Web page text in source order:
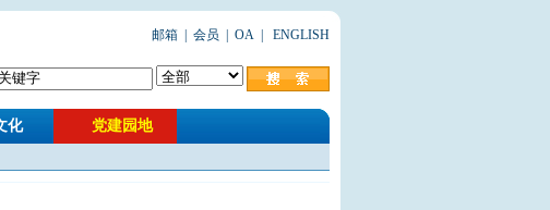
邮箱 会员 OA ENGLISH
化 党建园地